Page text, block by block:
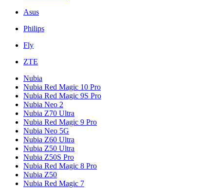
Asus
Philips
Fly
ZTE
Nubia
Nubia Red Magic 10 Pro
Nubia Red Magic 9S Pro
Nubia Neo 2
Nubia Z70 Ultra
Nubia Red Magic 9 Pro
Nubia Neo 5G
Nubia Z60 Ultra
Nubia Z50 Ultra
Nubia Z50S Pro
Nubia Red Magic 8 Pro
Nubia Z50
Nubia Red Magic 7